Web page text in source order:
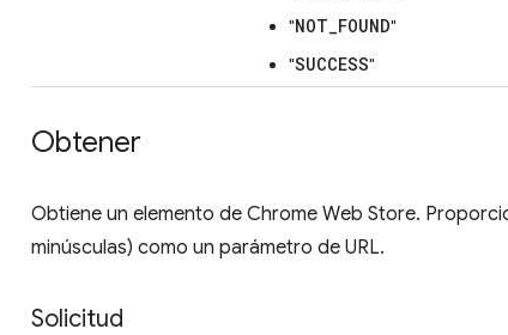
"NOT_FOUND"
"SUCCESS"
Obtener
Obtiene un elemento de Chrome Web Store.
minúsculas) como un parámetro de URL.
Solicitud